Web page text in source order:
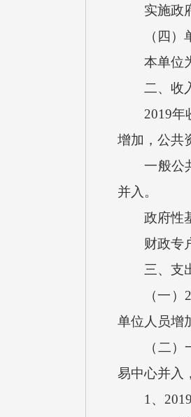
实施政
（四）单
本单位为
二、收入
2019年收
增加，公共
一般公共
并入。
政府性基
财政专户
三、支出
（一）
单位人员增
（二）一
易中心并入
1、2019